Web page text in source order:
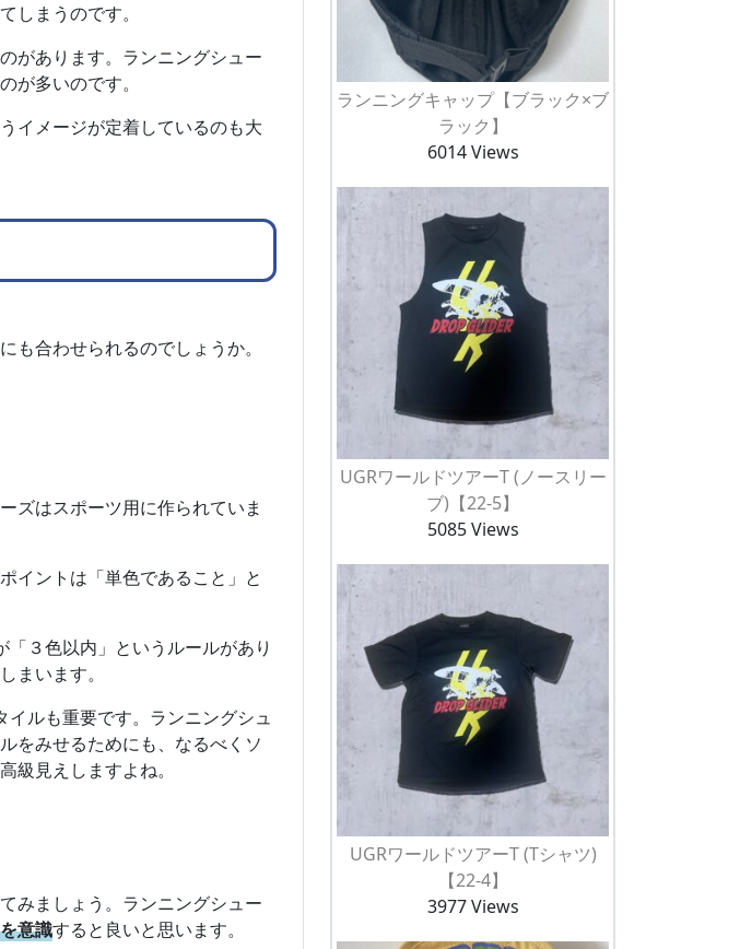
しまうのです。
があります。ランニングシュー
が多いのです。
イメージが定着しているのも大
合わせられるのでしょうか。
ズはスポーツ用に作られていま
イントは「単色であること」と
３色以内」というルールがあり
まいます。
ルも重要です。ランニングシュ
をみせるためにも、なるべくソ
級見えしますよね。
みましょう。ランニングシュー
意識すると良いと思います。
ランニングキャップ【ブラック×ブ
ラック】
6014 Views
UGRワールドツアーT (ノースリー
ブ)【22-5】
5085 Views
UGRワールドツアーT (Tシャツ)
【22-4】
3977 Views